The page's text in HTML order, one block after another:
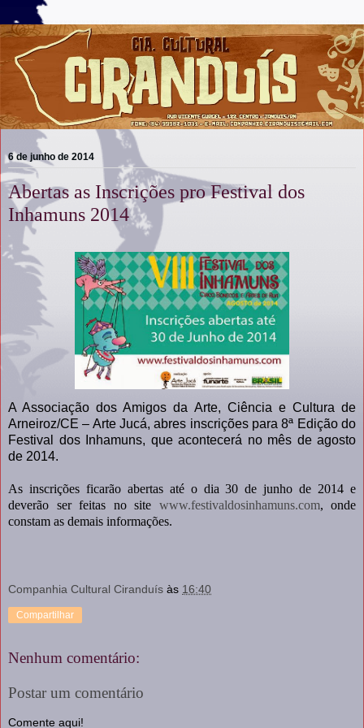
6 de junho de 2014
Abertas as Inscrições pro Festival dos
Inhamuns 2014
A Associação dos Amigos da Arte, Ciência e Cultura de
Arneiroz/CE – Arte Jucá, abres inscrições para 8ª Edição do
Festival dos Inhamuns, que acontecerá no mês de agosto
de 2014.
As inscrições ficarão abertas até o dia 30 de junho de 2014 e
deverão ser feitas no site www.festivaldosinhamuns.com, onde
constam as demais informações.
Companhia Cultural Ciranduís às 16:40
Compartilhar
Nenhum comentário:
Postar um comentário
Comente aqui!